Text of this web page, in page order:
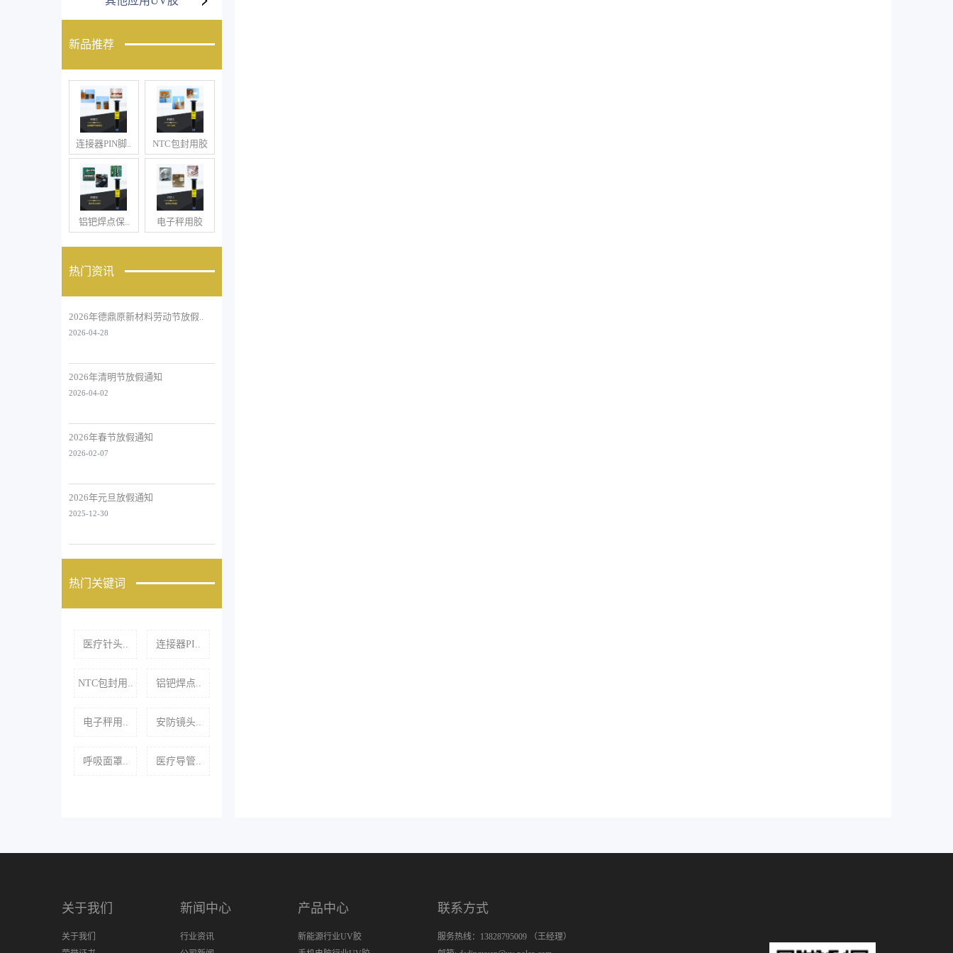
新品推荐
连接器PIN脚.. NTC包封用胶
铝钯焊点保.. 电子秤用胶
热门资讯
2026年德鼎原新材料劳动节放假..
2026-04-28
2026年清明节放假通知
2026-04-02
2026年春节放假通知
2026-02-07
2026年元旦放假通知
2025-12-30
热门关键词
医疗针头.. 连接器PI..
NTC包封用.. 铝钯焊点..
电子秤用.. 安防镜头..
呼吸面罩.. 医疗导管..
关于我们
关于我们
新闻中心
行业资讯
产品中心
新能源行业UV胶
联系方式
服务热线：13828795009 （王经理）